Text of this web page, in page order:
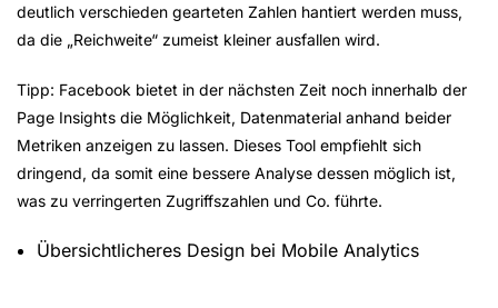
deutlich verschieden gearteten Zahlen hantiert werden muss,
da die „Reichweite“ zumeist kleiner ausfallen wird.
Tipp: Facebook bietet in der nächsten Zeit noch innerhalb der
Page Insights die Möglichkeit, Datenmaterial anhand beider
Metriken anzeigen zu lassen. Dieses Tool empfiehlt sich
dringend, da somit eine bessere Analyse dessen möglich ist,
was zu verringerten Zugriffszahlen und Co. führte.
Übersichtlicheres Design bei Mobile Analytics